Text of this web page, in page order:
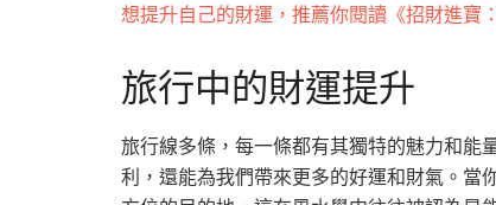
想提升自己的財運，推薦你閱讀《招財進寶
旅行中的財運提升
旅行線多條，每一條都有其獨特的魅力和能
利，還能為我們帶來更多的好運和財氣。當